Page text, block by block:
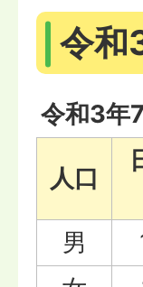
令和
令和3年
人口
男